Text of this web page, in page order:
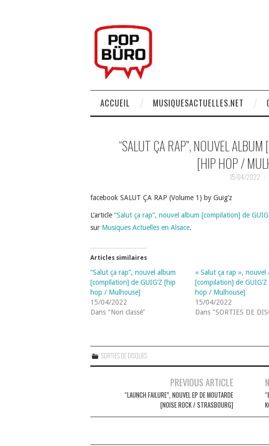
ACCUEIL MUSIQUESACTUELLES.NET
“SALUT ÇA RAP”, NOUVEL
[HIP HOP /
15/04/2022
facebook SALUT ÇA RAP (Volume 1) by Guig’z
L’article “Salut ça rap”, nouvel album [compilation] de
sur Musiques Actuelles en Alsace.
Articles similaires
“Salut ça rap”, nouvel album
[compilation] de GUIG’Z [hip
hop / Mulhouse]
15/04/2022
Dans "Non classé"
« Salut ça rap », nouvel
[compilation] de GUIG’Z
hop / Mulhouse]
15/04/2022
Dans "SORTIES DE
SORTIES DE DISQUES
PREVIOUS ARTICLE
“LAUNCH FAILURE”, NOUVEL EP DE MOUTARDE
[NOISE ROCK / STRASBOURG]